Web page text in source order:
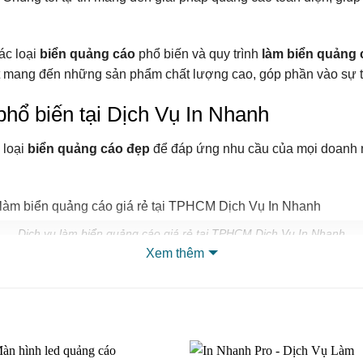
loại biển quảng cáo phổ biến và quy trình làm biển quảng
đến những sản phẩm chất lượng cao, góp phần vào sự
biến tại Dịch Vụ In Nhanh
loại biển quảng cáo đẹp để đáp ứng nhu cầu của mọi
Dịch vụ làm biển quảng cáo giá rẻ tại TPHCM Dịch Vụ In Nhanh
chúng tôi cung cấp nhiều loại biển hiệu cửa hàng như biển
Xem thêm